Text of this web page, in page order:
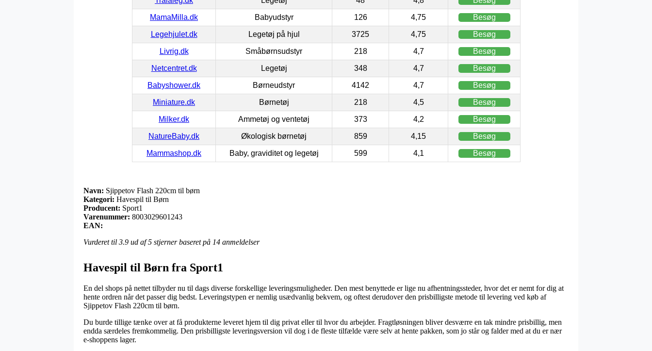
MamaMilla.dk Babyudstyr 126 4,75 Besøg
Legehjulet.dk Legetøj på hjul 3725 4,75 Besøg
Livrig.dk Småbørnsudstyr 218 4,7 Besøg
Netcentret.dk Legetøj 348 4,7 Besøg
Babyshower.dk Børneudstyr 4142 4,7 Besøg
Miniature.dk Børnetøj 218 4,5 Besøg
Milker.dk Ammetøj og ventetøj 373 4,2 Besøg
NatureBaby.dk Økologisk børnetøj 859 4,15 Besøg
Mammashop.dk Baby, graviditet og legetøj 599 4,1 Besøg
Navn: Sjippetov Flash 220cm til børn
Kategori: Havespil til Børn
Producent: Sport1
Varenummer: 8003029601243
EAN:
Vurderet til 3.9 ud af 5 stjerner baseret på 14 anmeldelser
Havespil til Børn fra Sport1
En del shops på nettet tilbyder nu til dags diverse forskellige leveringsmuligheder. Den mest benyttede er lige nu afhentningssteder, hvor det er nemt for dig at
hente ordren når det passer dig bedst. Leveringstypen er nemlig usædvanlig bekvem, og oftest derudover den prisbilligste metode til levering ved køb af
Sjippetov Flash 220cm til børn.
Du burde tillige tænke over at få produkterne leveret hjem til dig privat eller til hvor du arbejder. Fragtløsningen bliver desværre en tak mindre prisbillig, men
endda særdeles fremkommelig. Den prisbilligste leveringsversion vil dog i de fleste tilfælde være selv at hente pakken, som jo står og falder med at du er nær
e-shoppens lager.